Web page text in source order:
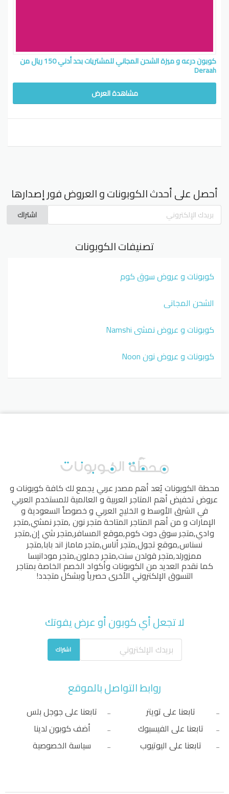
كوبون درعه و ميزة الشحن المجاني للمشتريات بحد أدني 150 ريال من
Deraah
مشاهدة العرض
أحصل على أحدث الكوبونات و العروض فور إصدارها
اشتراك
تصنيفات الكوبونات
كوبونات و عروض سوق كوم
الشحن المجاني
كوبونات و عروض نمشي Namshi
كوبونات و عروض نون Noon
محطة الكوبوناتيُعد أهم مصدر عربي يجمع لك كافة كوبونات و
عروض تخفيض أهم المتاجر العربية و العالمية للمستخدم العربي
في الشرق الأوسط و الخليج العربي و خصوصاً السعودية و
الإمارات و من أهم المتاجر المتاحةمتجر نون,متجر نمشي,متجر
وادي,متجر سوق دوت كوم,موقع المسافر,متجر شي إن,متجر
نسناس,موقع تجول,متجر أناس,متجر ماماز اند بابا,متجر
ممزورلد,متجر قولدن سنت,متجر جملون,متجر مودانيسا
كما نقدم العديد من الكوبونات وأكواد الخصم الخاصة بمتاجر
التسوق الإلكتروني الأخرى حصرياً وبشكل متجدد!
لا تجعل أي كوبون أو عرض يفوتك
اشتراك
روابط التواصل بالموقع
تابعنا على تويتر
تابعنا على الفيسبوك
تابعنا على اليوتيوب
تابعنا على جوجل بلس
أضف كوبون لدينا
سياسة الخصوصية